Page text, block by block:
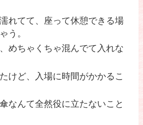
れてて、座って休憩できる場
う。
めちゃくちゃ混んでて入れな
けど、入場に時間がかかるこ
なんて全然役に立たないこと